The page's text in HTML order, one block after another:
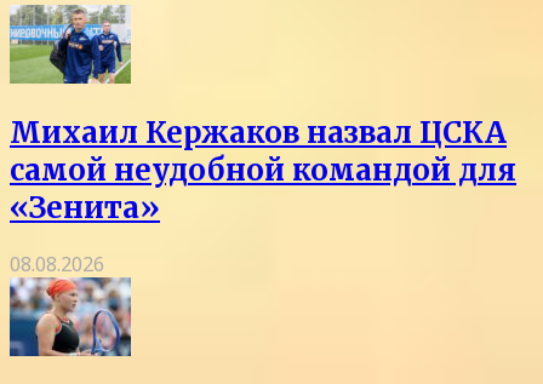
Михаил Кержаков назвал ЦСКА
самой неудобной командой для
«Зенита»
08.08.2026